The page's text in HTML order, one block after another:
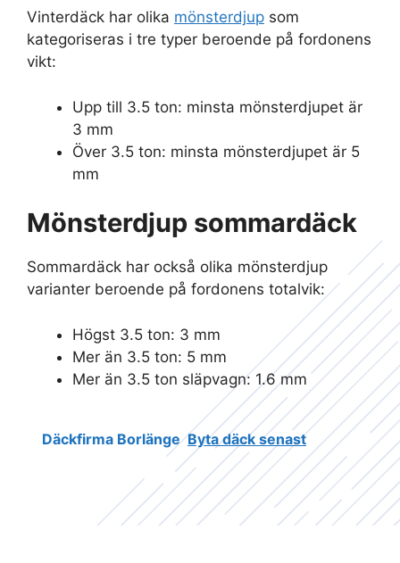
Vinterdäck har olika mönsterdjup som
kategoriseras i tre typer beroende på fordonens
vikt:
Upp till 3.5 ton: minsta mönsterdjupet är
3 mm
Över 3.5 ton: minsta mönsterdjupet är 5
mm
Mönsterdjup sommardäck
Sommardäck har också olika mönsterdjup
varianter beroende på fordonens totalvik:
Högst 3.5 ton: 3 mm
Mer än 3.5 ton: 5 mm
Mer än 3.5 ton släpvagn: 1.6 mm
Däckfirma Borlänge Byta däck senast